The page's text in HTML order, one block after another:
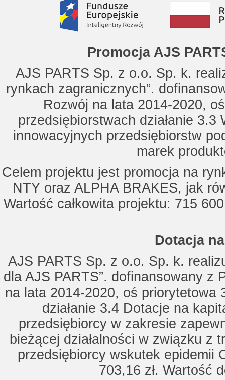
Promocja AJS
AJS PARTS Sp. z o.o. Sp. k.
rynkach zagranicznych”.
Rozwój na lata 2014-2020,
przedsiębiorstwach działanie
innowacyjnych przedsiębiorstw
marek
Celem projektu jest promocja na
NTY oraz ALPHA BRAKES, jak
Wartość całkowita projektu: 715
Dotacja
AJS PARTS Sp. z o.o. Sp. k.
dla AJS PARTS”. dofinansowany z
na lata 2014-2020, oś priorytetowa
działanie 3.4 Dotacje na
przedsiębiorcy w zakresie
bieżącej działalności w związku z
przedsiębiorcy wskutek epidemii
703,16 zł. Wartość